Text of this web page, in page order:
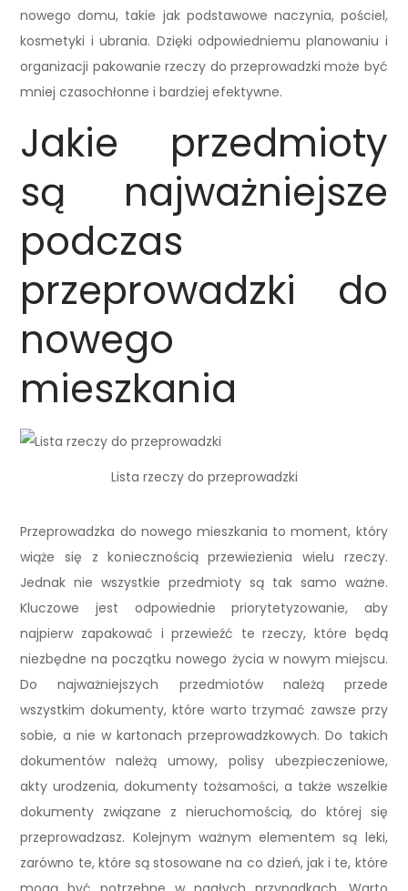
nowego domu, takie jak podstawowe naczynia, pościel,
kosmetyki i ubrania. Dzięki odpowiedniemu planowaniu i
organizacji pakowanie rzeczy do przeprowadzki może być
mniej czasochłonne i bardziej efektywne.
Jakie przedmioty
są najważniejsze
podczas
przeprowadzki do
nowego
mieszkania
Lista rzeczy do przeprowadzki
Przeprowadzka do nowego mieszkania to moment, który
wiąże się z koniecznością przewiezienia wielu rzeczy.
Jednak nie wszystkie przedmioty są tak samo ważne.
Kluczowe jest odpowiednie priorytetyzowanie, aby
najpierw zapakować i przewieźć te rzeczy, które będą
niezbędne na początku nowego życia w nowym miejscu.
Do najważniejszych przedmiotów należą przede
wszystkim dokumenty, które warto trzymać zawsze przy
sobie, a nie w kartonach przeprowadzkowych. Do takich
dokumentów należą umowy, polisy ubezpieczeniowe,
akty urodzenia, dokumenty tożsamości, a także wszelkie
dokumenty związane z nieruchomością, do której się
przeprowadzasz. Kolejnym ważnym elementem są leki,
zarówno te, które są stosowane na co dzień, jak i te, które